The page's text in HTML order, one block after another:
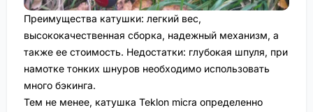
Преимущества катушки: легкий вес,
высококачественная сборка, надежный механизм, а
также ее стоимость. Недостатки: глубокая шпуля, при
намотке тонких шнуров необходимо использовать
много бэкинга.
Тем не менее, катушка Teklon micra определенно